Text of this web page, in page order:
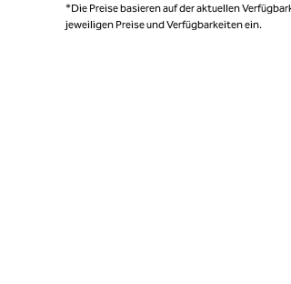
*Die Preise basieren auf der aktuellen
jeweiligen Preise und Verfügbarkeiten ein.